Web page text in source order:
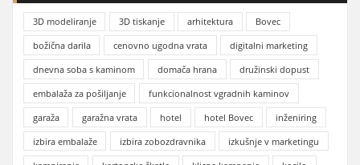
3D modeliranje 3D tiskanje arhitektura
Bovec
božična darila
cenovno ugodna vrata
digitalni marketing
dnevna soba s kaminom
domača hrana
družinski dopust
embalaža za pošiljanje
funkcionalnost vgradnih kaminov
garaža
garažna vrata hotel hotel Bovec
inženiring
izbira embalaže
izbira zobozdravnika
izkušnje v marketingu